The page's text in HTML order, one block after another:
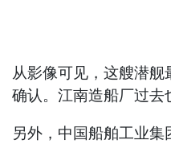
从影像可见，这艘潜
确认。江南造船厂过去
另外，中国船舶工业